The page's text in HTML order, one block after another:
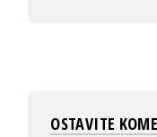
OSTAVITE